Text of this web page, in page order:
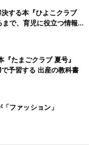
する本『ひよこクラブ
で、育児に役立つ情報が
『たまごクラブ 夏号』
で予習する 出産の教科書
ファッション」